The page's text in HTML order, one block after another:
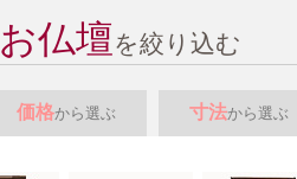
お仏壇を絞り込む
価格から選ぶ 寸法から選ぶ